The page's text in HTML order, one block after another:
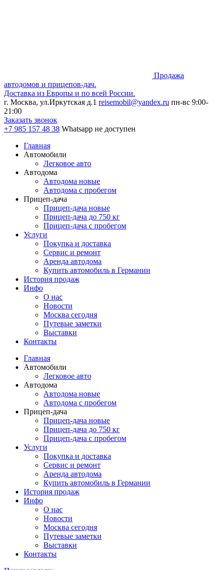
Продажа
автодомов и прицепов-дач.
Доставка из Европы и по всей России.
г. Москва, ул.Иркутская д.1 reisemobil@yandex.ru пн-вс 9:00-
21:00
Заказать звонок
+7 985 157 48 38 Whatsapp не доступен
Главная
Автомобили
Легковое авто
Автодома
Автодома новые
Автодома с пробегом
Прицеп-дача
Прицеп-дача новые
Прицеп-дача до 750 кг
Прицеп-дача с пробегом
Услуги
Покупка и доставка
Сервис и ремонт
Аренда автодома
Купить автомобиль в Германии
История продаж
Инфо
О нас
Новости
Москва сегодня
Путевые заметки
Выставки
Контакты
Главная
Автомобили
Легковое авто
Автодома
Автодома новые
Автодома с пробегом
Прицеп-дача
Прицеп-дача новые
Прицеп-дача до 750 кг
Прицеп-дача с пробегом
Услуги
Покупка и доставка
Сервис и ремонт
Аренда автодома
Купить автомобиль в Германии
История продаж
Инфо
О нас
Новости
Москва сегодня
Путевые заметки
Выставки
Контакты